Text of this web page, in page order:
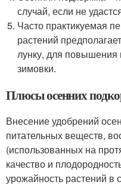
случай, если не
Часто практикуемая
растений
лунку, для
зимовки.
Плюсы осенних
Внесение удобрений
питательных веществ,
(использованных на
качество и
урожайность растений